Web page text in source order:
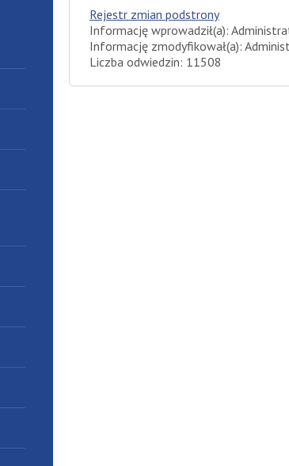
Rejestr zmian podstrony
Informację wprowadził(a):
Informację zmodyfikował(a):
Liczba odwiedzin: 11508